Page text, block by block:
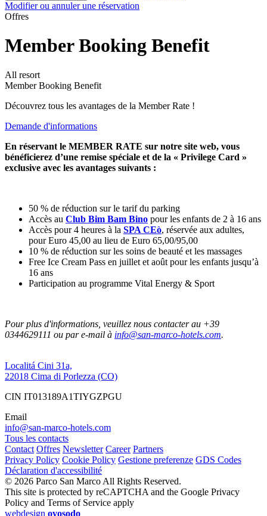
Modifier ou annuler une réservation
Offres
Member Booking Benefit
All resort
Member Booking Benefit
Découvrez tous les avantages de la Member Rate !
Demande d'informations
En réservant le MEMBER RATE sur notre site web, vous
bénéficierez d’une remise spéciale et de la « Privilege Card »
exclusive avec les avantages suivants :
50 % de réduction sur le tarif du parking
Accès au Club Bim Bam Bino pour les enfants de 2 à 16 ans
Accès pour 4 heures à la SPA CEò, réservée aux adultes,
pour Euro 45,00 au lieu de Euro 65,00/95,00
10 % de réduction sur les soins de beauté et les massages
Free Ice Cream Pass en juillet et août pour les enfants jusqu’à
16 ans
Participation au programme Vital Energy & Sport
Pour plus d'informations, veuillez nous contacter au +39
0344629111 ou par e-mail à info@san-marco-hotels.com.
Localitá Cini 31a,
22018 Cima di Porlezza (CO)
CIN IT013189A1TIYGZPGU
Email
info@san-marco-hotels.com
Tous les contacts
Contact Offres Newsletter Career Partners
Privacy Policy Cookie Policy Gestione preferenze GDS Codes
Déclaration d'accessibilité
© 2026 Parco San Marco All Rights Reserved.
This site is protected by reCAPTCHA and the Google Privacy
Policy and Terms of Service apply
webdesign ovosodo